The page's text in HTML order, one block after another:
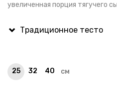
увеличенная порция тягучего
25 32 40 см